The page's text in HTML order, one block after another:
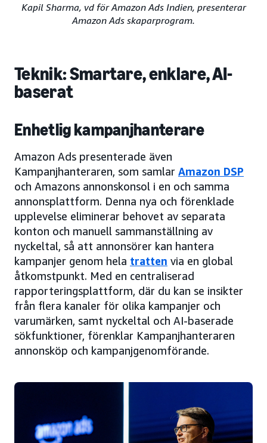
Kapil Sharma, vd för Amazon Ads Indien, presenterar
Amazon Ads skaparprogram.
Teknik: Smartare, enklare, AI-
baserat
Enhetlig kampanjhanterare
Amazon Ads presenterade även
Kampanjhanteraren, som samlar Amazon DSP
och Amazons annonskonsol i en och samma
annonsplattform. Denna nya och förenklade
upplevelse eliminerar behovet av separata
konton och manuell sammanställning av
nyckeltal, så att annonsörer kan hantera
kampanjer genom hela tratten via en global
åtkomstpunkt. Med en centraliserad
rapporteringsplattform, där du kan se insikter
från flera kanaler för olika kampanjer och
varumärken, samt nyckeltal och AI-baserade
sökfunktioner, förenklar Kampanjhanteraren
annonsköp och kampanjgenomförande.